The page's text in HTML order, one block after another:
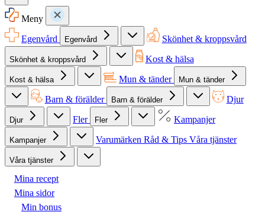
Meny
Egenvård
Egenvård Skönhet & kroppsvård
Skönhet & kroppsvård Kost & hälsa
Kost & hälsa Mun & tänder Mun & tänder
Barn & förälder Barn & förälder Djur
Djur Fler Fler Kampanjer
Kampanjer Varumärken Råd & Tips Våra tjänster
Våra tjänster
Mina recept
Mina sidor
Min bonus